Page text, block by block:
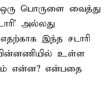
பொருளை வைத்து
அல்லது
இந்த சடாரி
உள்ள
என்ன? என்பதை